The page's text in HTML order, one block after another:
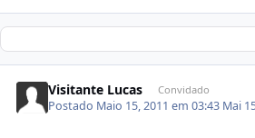
Visitante Lucas Convidado
Postado Maio 15, 2011 em 03:43 Mai